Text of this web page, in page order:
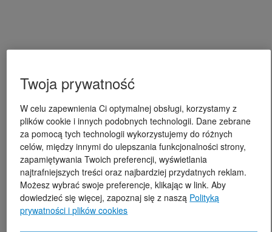
Twoja prywatność
W celu zapewnienia Ci optymalnej obsługi, korzystamy z
plików cookie i innych podobnych technologii. Dane zebrane
za pomocą tych technologii wykorzystujemy do różnych
celów, między innymi do ulepszania funkcjonalności strony,
zapamiętywania Twoich preferencji, wyświetlania
najtrafniejszych treści oraz najbardziej przydatnych reklam.
Możesz wybrać swoje preferencje, klikając w link. Aby
dowiedzieć się więcej, zapoznaj się z naszą Polityką
prywatności i plików cookies